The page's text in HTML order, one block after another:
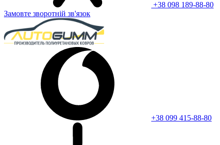
+38 098 189-88-80
Замовте зворотній зв'язок
+38 099 415-88-80